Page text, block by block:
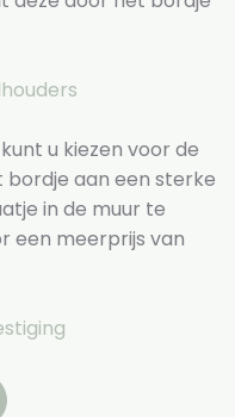
u kiezen voor de
aan een sterke
in de muur te
een meerprijs van